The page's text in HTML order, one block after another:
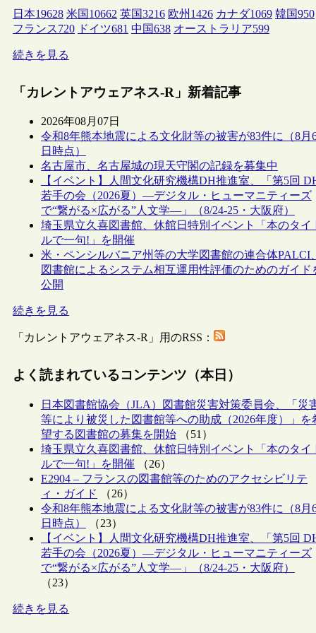
日本19628 米国 10662 英国3216 欧州 1426 カナダ1069 韓国950
フランス720 ドイツ681 中国638 オーストラリア599
続きを見る
「カレントアウェアネス-R」新着記事
2026年08月07日
令和8年熊本地震による文化財等の被害が83件に（8月
日時点）
名古屋市、名古屋城の現天守閣の記録を募集中
【イベント】人間文化研究機構DH推進室、「第5回
若手の会（2026夏）―デジタル・ヒューマニティーズ
で“繋がる×広がる”人文学―」（8/24-25・大阪府）
埼玉県立久喜図書館、休館日特別イベント「本のタイ
ルで一句!」を開催
米・ペンシルバニア州等の大学図書館の連合体PALCI、
図書館によるシステム相互運用性評価のためのガイド
公開
続きを見る
「カレントアウェアネス-R」用のRSS：
よく読まれているコンテンツ（本日）
日本図書館協会（JLA）図書館災害対策委員会、「災
等により被災した図書館等への助成（2026年度）」を
望する図書館の募集を開始 （51）
埼玉県立久喜図書館、休館日特別イベント「本のタイ
ルで一句!」を開催 （26）
E2904 – フランスの図書館等のためのアクセシビリテ
ィ・ガイド
（26）
令和8年熊本地震による文化財等の被害が83件に（8月
日時点）
（23）
【イベント】人間文化研究機構DH推進室、「第5回
若手の会（2026夏）―デジタル・ヒューマニティーズ
で“繋がる×広がる”人文学―」（8/24-25・大阪府）
（23）
続きを見る